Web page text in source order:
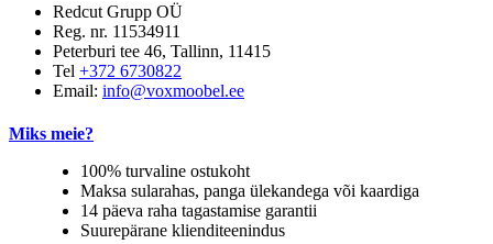
Redcut Grupp OÜ
Reg. nr. 11534911
Peterburi tee 46, Tallinn, 11415
Tel +372 6730822
Email: info@voxmoobel.ee
Miks meie?
100% turvaline ostukoht
Maksa sularahas, panga ülekandega või kaardiga
14 päeva raha tagastamise garantii
Suurepärane klienditeenindus